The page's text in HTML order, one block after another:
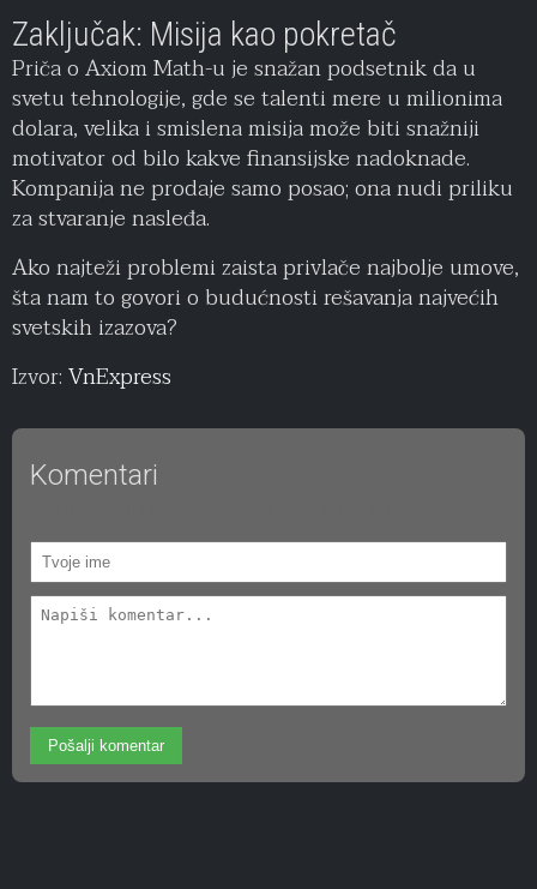
Zaključak: Misija kao pokretač
Priča o Axiom Math-u je snažan podsetnik da u
svetu tehnologije, gde se talenti mere u milionima
dolara, velika i smislena misija može biti snažniji
motivator od bilo kakve finansijske nadoknade.
Kompanija ne prodaje samo posao; ona nudi priliku
za stvaranje nasleđa.
Ako najteži problemi zaista privlače najbolje umove,
šta nam to govori o budućnosti rešavanja najvećih
svetskih izazova?
Izvor:VnExpress
Komentari
Pošalji komentar